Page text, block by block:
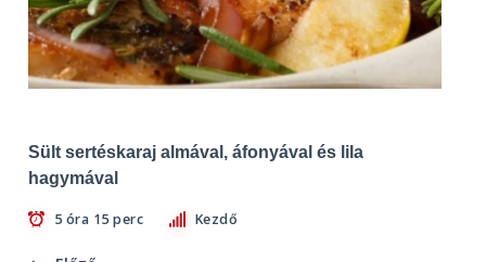
Sült sertéskaraj almával, áfonyával és lila
hagymával
5 óra 15 perc Kezdő